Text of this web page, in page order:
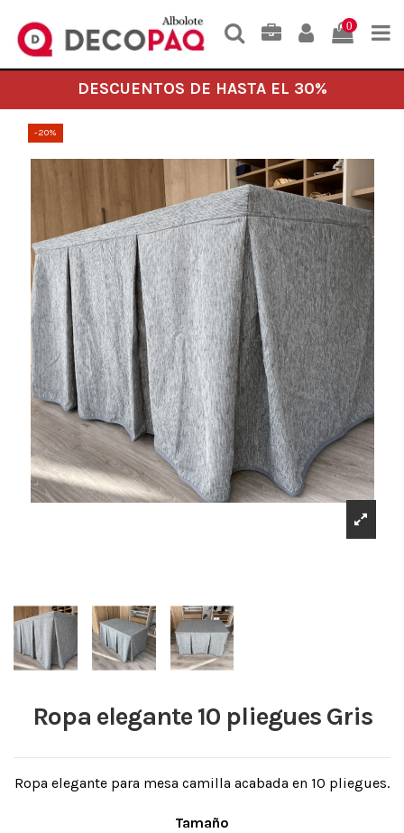
0
DESCUENTOS DE HASTA EL 30%
-20%
Ropa elegante 10 pliegues Gris
Ropa elegante para mesa camilla acabada en 10 pliegues.
Tamaño